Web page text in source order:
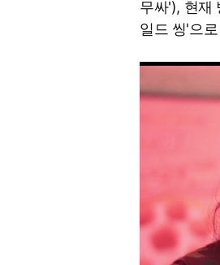
무싸'), 현재
일드 씽'으